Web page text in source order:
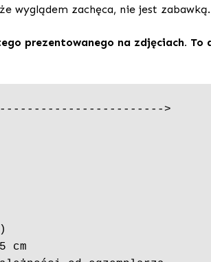
wyglądem zachęca, nie jest zabawką.
prezentowanego na zdjęciach.
cm